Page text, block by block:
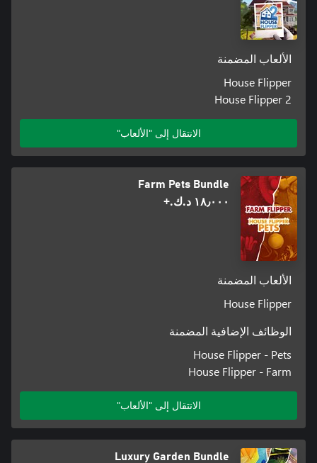
الألعاب المضمنة
House Flipper
House Flipper 2
الانتقال إلى "الألعاب"
Farm Pets Bundle
١٨٫٠٠٠ د.ك.‏+
الألعاب المضمنة
House Flipper
الوظائف الإضافية المضمنة
House Flipper - Pets
House Flipper - Farm
الانتقال إلى "الألعاب"
Luxury Garden Bundle